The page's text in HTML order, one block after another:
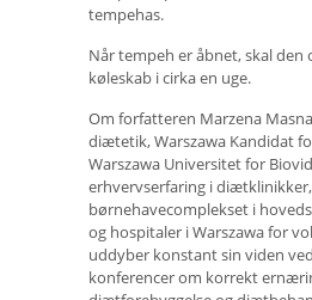
tempehas.
Når tempeh er åbnet, skal den
køleskab i cirka en uge.
Om forfatteren Marzena
diætetik, Warszawa Kandidat
Warszawa Universitet for
erhvervserfaring i diætklinikker,
børnehavecomplekset i
og hospitaler i Warszawa for
uddyber konstant sin viden
konferencer om korrekt